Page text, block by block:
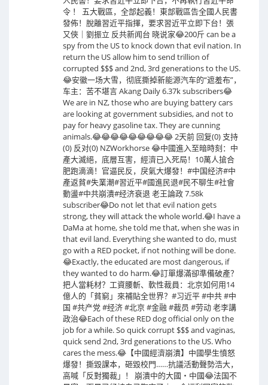
令 ！ 五大戰區，全部起義！東部戰區告全國人民書
發佈！脫離習近平指揮，要求習近平立即下台！張
又俠｜劉振立 反共新闻台 晓说家😂200斤 can be a
spy from the US to knock down that evil nation. In
return the US allow him to send trillion of
corrupted $$$ and 2nd, 3rd generations to the US.
😂安徽一场大雪，彻底撕掉新能源汽车的“遮羞布”，
车主：苦不堪言 Akang Daily 6.37k subscribers😂
We are in NZ, those who are buying battery cars
are looking at government subsidies, and not to
pay for heavy gasoline tax. They are cunning
animals.😂😂😂😂😂😂😂😂😂 2天前 回复(0) 支持
(0) 反对(0) NZWorkhorse 😂中國進入至暗時刻：中
產大滅絕，底層互害，經濟已入死局！10萬人搶合
肥跑滴滴！官逼民反，戾氣大爆發！#中国经济#中
產返貧#失業潮#習近平#國進民退#民不聊生#社會
動盪#中共崩潰#经济衰退 老王論政 7.58k
subscriber😂Do not let that evil nation gets
strong, they will attack the whole world.😂I have a
DaMa at home, she told me that, when she was in
that evil land. Everything she wanted to do, must
go with a RED pocket, if not nothing will be done.
😂Exactly, the educated are most dangerous, if
they wanted to do harm.😂訂單爆滿卻準備破產？
把人當耗材？工資腰斬、軟性裁員：北京如何用14
億人的「貧窮」來補貼全世界？#习近平 #中共 #中
国 #共产党 #经济 #北京 #金融 #裁员 #劳动 老李講
政治😂Each of these RED dog official only on the
job for a while. So quick corrupt $$$ and vaginas,
quick send 2nd, 3rd generations to the US. Who
cares the mess.😂【中國經濟崩潰】中國學生憤怒
爆發！撕毀課本，砸毀校門……抗議活動聲勢浩大，
高喊「反對獨裁」！ 崩潰中的大國・中國😂法国不